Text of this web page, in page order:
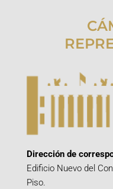
Dirección de
Edificio Nuevo del
Piso.